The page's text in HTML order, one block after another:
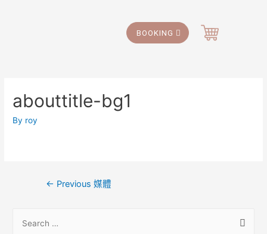
BOOKING
abouttitle-bg1
By roy
← Previous 媒體